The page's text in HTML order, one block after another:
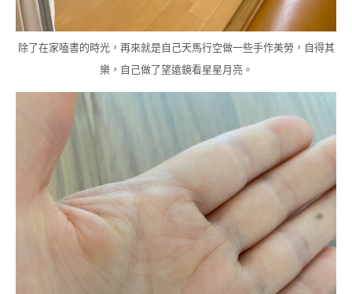
除了在家嗑書的時光，再來就是自己天馬行空做一些手作美勞，自得其
樂，自己做了望遠鏡看星星月亮。